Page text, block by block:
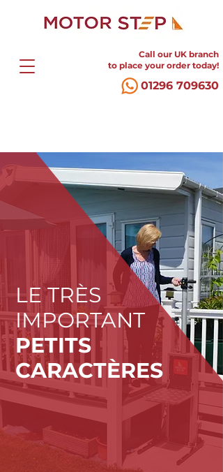
Call our UK branch
to place your order today!
01296 709630
LE TRÈS
IMPORTANT
PETITS
CARACTÈRES